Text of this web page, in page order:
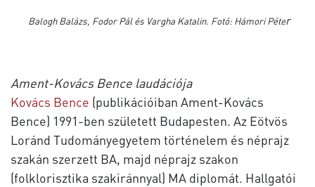
Balogh Balázs, Fodor Pál és Vargha Katalin. Fotó: Hámori Péter
Ament-Kovács Bence laudációja
Kovács Bence (publikációiban Ament-Kovács
Bence) 1991-ben született Budapesten. Az Eötvös
Loránd Tudományegyetem történelem és néprajz
szakán szerzett BA, majd néprajz szakon
(folklorisztika szakiránnyal) MA diplomát. Hallgatói